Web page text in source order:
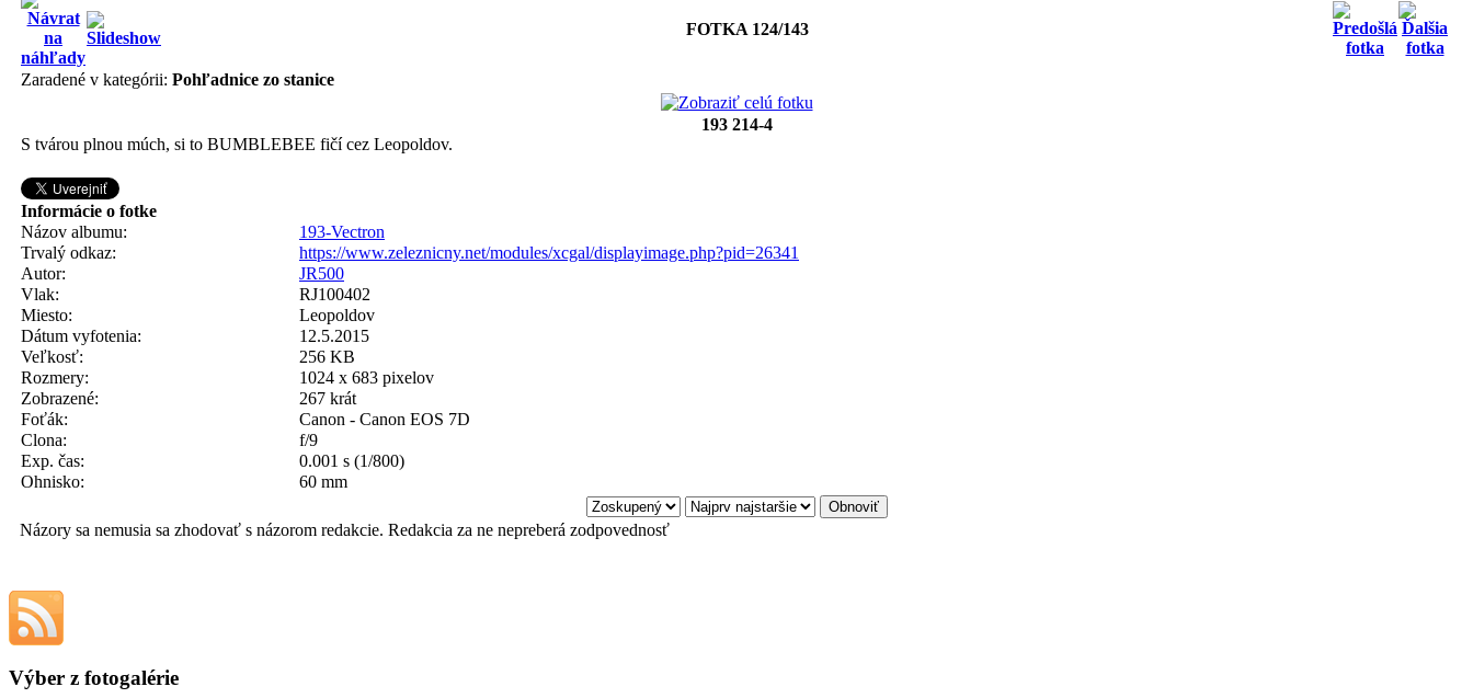
FOTKA 124/143
Zaradené v kategórii: Pohľadnice zo stanice
193 214-4
S tvárou plnou múch, si to BUMBLEBEE fičí cez Leopoldov.
Informácie o fotke
Názov albumu:
193-Vectron
Trvalý odkaz:
https://www.zeleznicny.net/modules/xcgal/displayimage.php?pid=26341
Autor:
JR500
Vlak:
RJ100402
Miesto:
Leopoldov
Dátum vyfotenia:
12.5.2015
Veľkosť:
256 KB
Rozmery:
1024 x 683 pixelov
Zobrazené:
267 krát
Foťák:
Canon - Canon EOS 7D
Clona:
f/9
Exp. čas:
0.001 s (1/800)
Ohnisko:
60 mm
Názory sa nemusia sa zhodovať s názorom redakcie. Redakcia za ne nepreberá zodpovednosť
Výber z fotogalérie